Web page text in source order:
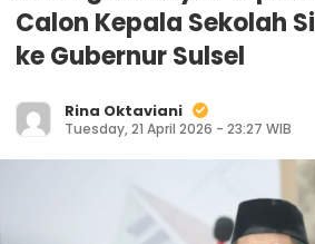
Calon Kepala Sekolah
ke Gubernur Sulsel
Rina Oktaviani
Tuesday, 21 April 2026 - 23:27 WIB